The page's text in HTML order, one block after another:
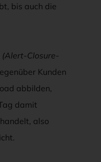
bis auch die
(Alert-Closure-
Kunden
abbilden,
damit
also